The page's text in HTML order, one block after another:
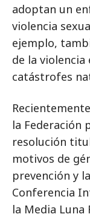
adoptan un
violencia
ejemplo,
de la
catástrofes
la Federación
resolución
motivos de
prevención y
Conferencia
la Media Luna